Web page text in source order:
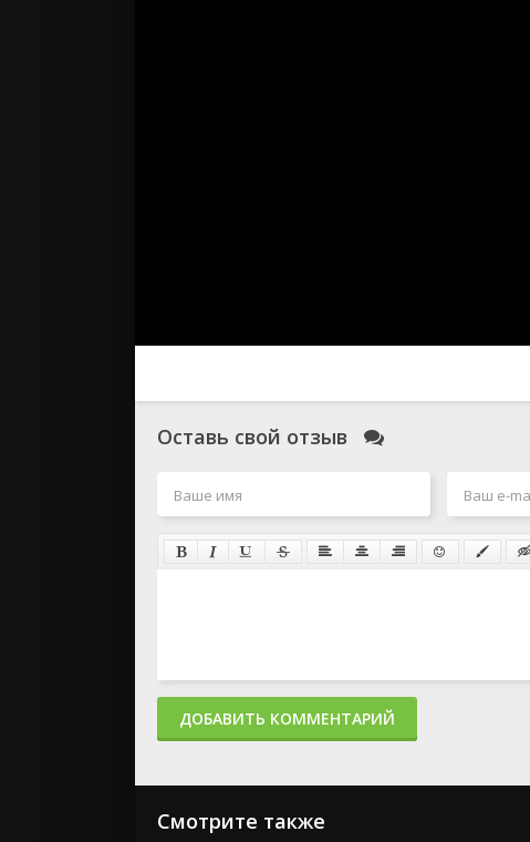
Оставь свой отзыв
ДОБАВИТЬ КОММЕНТАРИЙ
Смотрите также